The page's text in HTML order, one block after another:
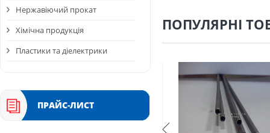
ПОПУЛЯРНІ
Нержавіючий прокат
Хімічна продукція
Пластики та діелектрики
ПРАЙС-ЛИСТ